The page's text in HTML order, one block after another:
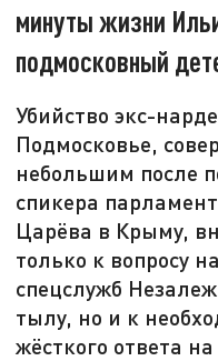
минуты жизни
подмосковный
Убийство экс-
Подмосковье,
небольшим после
спикера
Царёва в Крыму,
только к вопросу
спецслужб
тылу, но и к
жёсткого ответа